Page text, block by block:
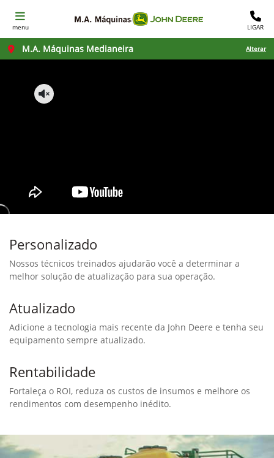
menu LIGAR
M.A. Máquinas Medianeira Alterar
Personalizado
Nossos técnicos treinados ajudarão você a determinar a
melhor solução de atualização para sua operação.
Atualizado
Adicione a tecnologia mais recente da John Deere e tenha seu
equipamento sempre atualizado.
Rentabilidade
Fortaleça o ROI, reduza os custos de insumos e melhore os
rendimentos com desempenho inédito.